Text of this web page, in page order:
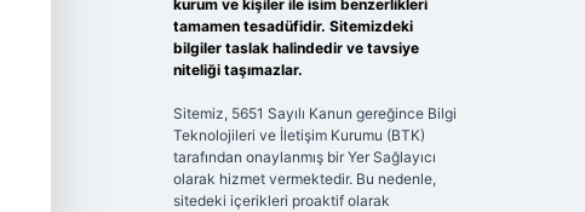
kurum ve kişiler ile isim benzerlikleri
tamamen tesadüfidir. Sitemizdeki
bilgiler taslak halindedir ve tavsiye
niteliği taşımazlar.
Sitemiz, 5651 Sayılı Kanun gereğince Bilgi
Teknolojileri ve İletişim Kurumu (BTK)
tarafından onaylanmış bir Yer Sağlayıcı
olarak hizmet vermektedir. Bu nedenle,
sitedeki içerikleri proaktif olarak